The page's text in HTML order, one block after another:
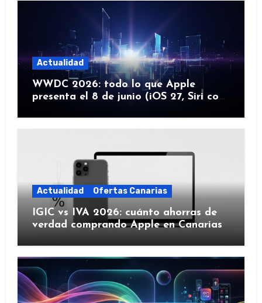
Actualidad
WWDC 2026: todo lo que Apple
presenta el 8 de junio (iOS 27, Siri con
Actualidad Ofertas Canarias
IGIC vs IVA 2026: cuánto ahorras de
verdad comprando Apple en Canarias